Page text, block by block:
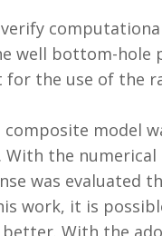
well bottom-
for the use of
model
the numerical
was evaluated
work, it is